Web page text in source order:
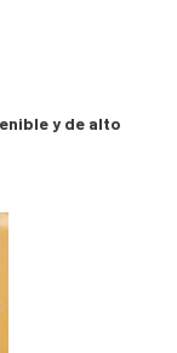
y de alto